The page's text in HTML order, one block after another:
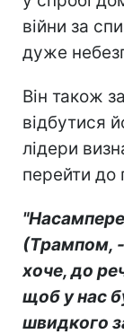
війни за
дуже
Він також
відбутися
лідери
перейти до
(Трампом, -
хоче, до
щоб у нас
швидкого